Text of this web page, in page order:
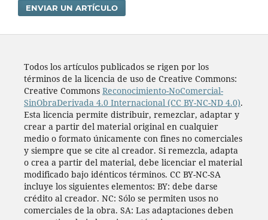
ENVIAR UN ARTÍCULO
Todos los artí­culos publicados se rigen por los
términos de la licencia de uso de Creative Commons:
Creative Commons Reconocimiento-NoComercial-
SinObraDerivada 4.0 Internacional (CC BY-NC-ND 4.0).
Esta licencia permite distribuir, remezclar, adaptar y
crear a partir del material original en cualquier
medio o formato únicamente con fines no comerciales
y siempre que se cite al creador. Si remezcla, adapta
o crea a partir del material, debe licenciar el material
modificado bajo idénticos términos. CC BY-NC-SA
incluye los siguientes elementos: BY: debe darse
crédito al creador. NC: Sólo se permiten usos no
comerciales de la obra. SA: Las adaptaciones deben